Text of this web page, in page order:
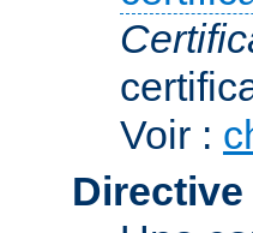
Voir :
Directive